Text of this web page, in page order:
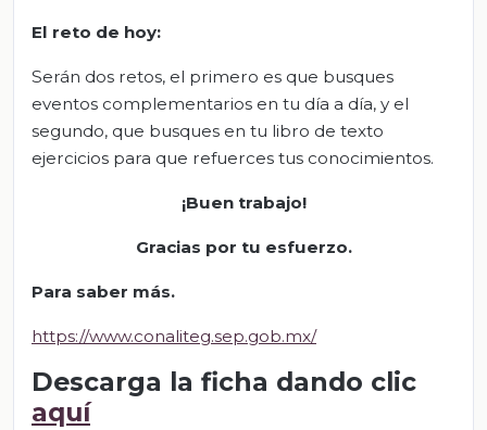
El reto de hoy:
Serán dos retos, el primero es que busques
eventos complementarios en tu día a día, y el
segundo, que busques en tu libro de texto
ejercicios para que refuerces tus conocimientos.
¡Buen trabajo!
Gracias por tu esfuerzo.
Para saber más.
https://www.conaliteg.sep.gob.mx/
Descarga la ficha dando clic
aquí